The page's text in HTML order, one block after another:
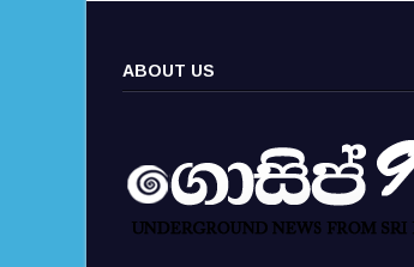
ABOUT US